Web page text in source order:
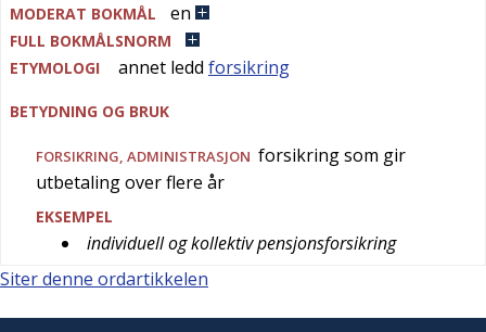
MODERAT BOKMÅL en
FULL BOKMÅLSNORM
ETYMOLOGI
annet ledd forsikring
BETYDNING OG BRUK
FORSIKRING, ADMINISTRASJON forsikring som gir
utbetaling over flere år
EKSEMPEL
individuell og kollektiv pensjonsforsikring
Siter denne ordartikkelen